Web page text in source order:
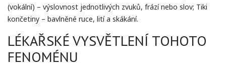
(vokální) – výslovnost jednotlivých zvuků, frází nebo slov; Tiki
končetiny – bavlněné ruce, lití a skákání.
LÉKAŘSKÉ VYSVĚTLENÍ TOHOTO
FENOMÉNU